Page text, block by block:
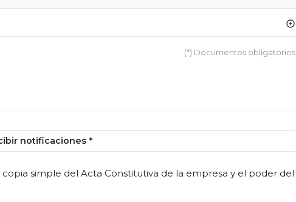
arrow_circle_up
(*) Documentos obligatorios
notificaciones *
simple del Acta Constitutiva de la empresa y el poder del